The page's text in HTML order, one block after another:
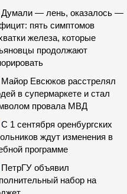
Думали — лень, оказалось —
пять симптомов
железа, которые
продолжают
Майор Евсюков расстрелял
в супермаркете и стал
провала МВД
С 1 сентября оренбургских
ждут изменения в
программе
ПетрГУ объявил
набор на